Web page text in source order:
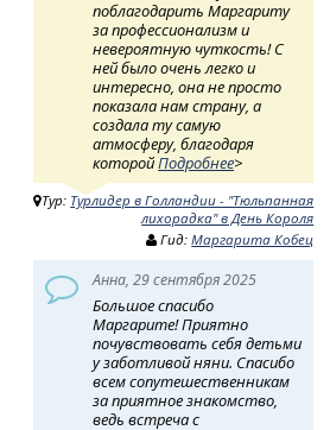
поблагодарить Маргариту
за профессионализм и
невероятную чуткость! ​ С
ней было очень легко и
интересно, она не просто
показала нам страну, а
создала ту самую
атмосферу, благодаря
которойПодробнее>
Тур: Турлидер в Голландии - "Тюльпанная
лихорадка" в День Короля
Гид:Маргарита Кобец
Анна, 29 сентября 2025
Большое спасибо
Маргарите! Приятно
почувствовать себя детьми
у заботливой няни. Спасибо
всем сопутешественникам
за приятное знакомство,
ведь встреча с